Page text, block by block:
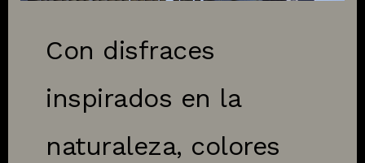
Con disfraces
inspirados en la
naturaleza, colores